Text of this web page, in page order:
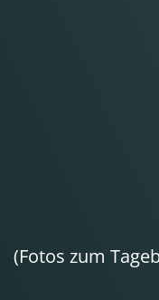
(Fotos zum